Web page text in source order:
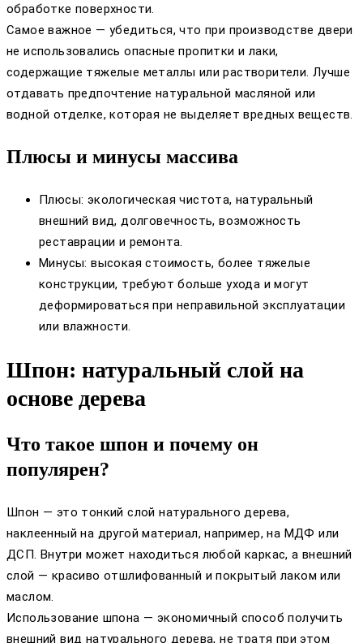
обработке поверхности.
Самое важное — убедиться, что при производстве двери
не использовались опасные пропитки и лаки,
содержащие тяжелые металлы или растворители. Лучше
отдавать предпочтение натуральной масляной или
водной отделке, которая не выделяет вредных веществ.
Плюсы и минусы массива
Плюсы: экологическая чистота, натуральный
внешний вид, долговечность, возможность
реставрации и ремонта.
Минусы: высокая стоимость, более тяжелые
конструкции, требуют больше ухода и могут
деформироваться при неправильной эксплуатации
или влажности.
Шпон: натуральный слой на
основе дерева
Что такое шпон и почему он
популярен?
Шпон — это тонкий слой натурального дерева,
наклеенный на другой материал, например, на МДФ или
ДСП. Внутри может находиться любой каркас, а внешний
слой — красиво отшлифованный и покрытый лаком или
маслом.
Использование шпона — экономичный способ получить
внешний вид натурального дерева, не тратя при этом